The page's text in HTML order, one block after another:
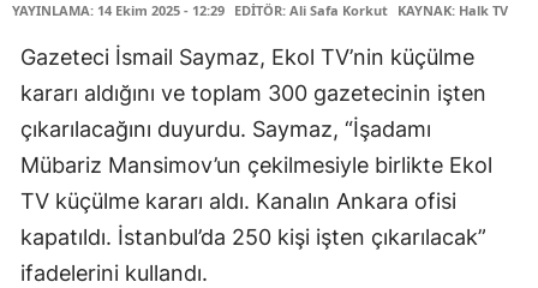
YAYINLAMA: 14 Ekim 2025 - 12:29 EDİTÖR: Ali Safa Korkut KAYNAK: Halk TV
Gazeteci İsmail Saymaz, Ekol TV’nin küçülme
kararı aldığını ve toplam 300 gazetecinin işten
çıkarılacağını duyurdu. Saymaz, “İşadamı
Mübariz Mansimov’un çekilmesiyle birlikte Ekol
TV küçülme kararı aldı. Kanalın Ankara ofisi
kapatıldı. İstanbul’da 250 kişi işten çıkarılacak”
ifadelerini kullandı.